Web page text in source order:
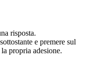
risposta.
e premere sul
propria adesione.